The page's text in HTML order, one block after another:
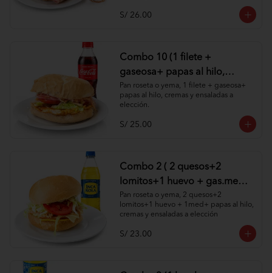
S/ 26.00
Combo 10 (1 filete +
gaseosa+ papas al hilo,
cremas y ensaladas )
Pan roseta o yema, 1 filete + gaseosa+
papas al hilo, cremas y ensaladas a
elección.
S/ 25.00
Combo 2 ( 2 quesos+2
lomitos+1 huevo + gas.med
+ papas al hilo, cremas y
ensaladas )
Pan roseta o yema, 2 quesos+2
lomitos+1 huevo + 1med+ papas al hilo,
cremas y ensaladas a elección
S/ 23.00